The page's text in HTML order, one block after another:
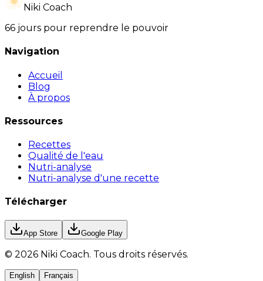
Niki Coach
66 jours pour reprendre le pouvoir
Navigation
Accueil
Blog
À propos
Ressources
Recettes
Qualité de l'eau
Nutri-analyse
Nutri-analyse d'une recette
Télécharger
App Store Google Play
© 2026 Niki Coach. Tous droits réservés.
English Français